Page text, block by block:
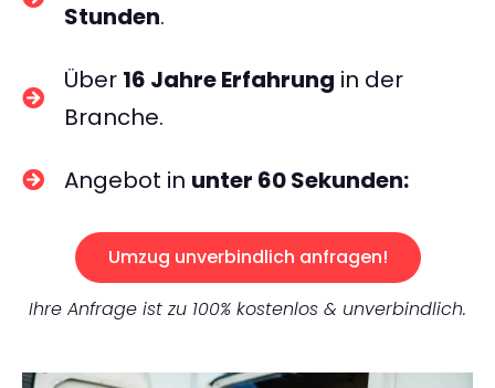
Stunden.
Über 16 Jahre Erfahrung in der
Branche.
Angebot in unter 60 Sekunden:
Umzug unverbindlich anfragen!
Ihre Anfrage ist zu 100% kostenlos & unverbindlich.